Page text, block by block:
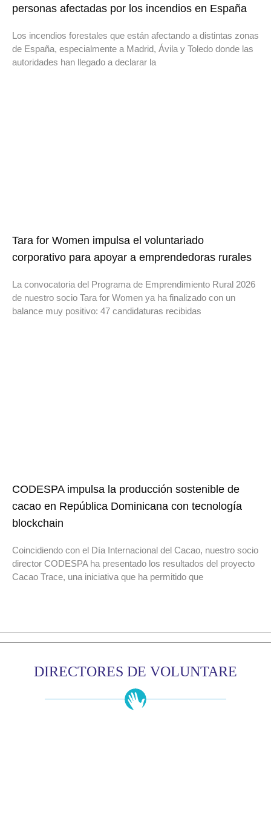
personas afectadas por los incendios en España
Los incendios forestales que están afectando a distintas zonas
de España, especialmente a Madrid, Ávila y Toledo donde las
autoridades han llegado a declarar la
Tara for Women impulsa el voluntariado
corporativo para apoyar a emprendedoras rurales
La convocatoria del Programa de Emprendimiento Rural 2026
de nuestro socio Tara for Women ya ha finalizado con un
balance muy positivo: 47 candidaturas recibidas
CODESPA impulsa la producción sostenible de
cacao en República Dominicana con tecnología
blockchain
Coincidiendo con el Día Internacional del Cacao, nuestro socio
director CODESPA ha presentado los resultados del proyecto
Cacao Trace, una iniciativa que ha permitido que
DIRECTORES DE VOLUNTARE